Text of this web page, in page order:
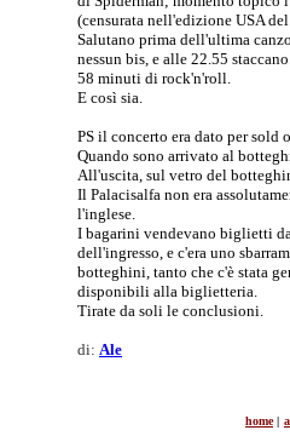
(censurata nell'edizione USA
Salutano prima dell'ultima
nessun bis, e alle 22.55
58 minuti di rock'n'roll.
E così sia.
PS il concerto era dato per
Quando sono arrivato al
All'uscita, sul vetro del
Il Palacisalfa non era
l'inglese.
I bagarini vendevano biglietti
dell'ingresso, e c'era uno
botteghini, tanto che c'è stata
disponibili alla biglietteria.
Tirate da soli le conclusioni.
di: Ale
home |